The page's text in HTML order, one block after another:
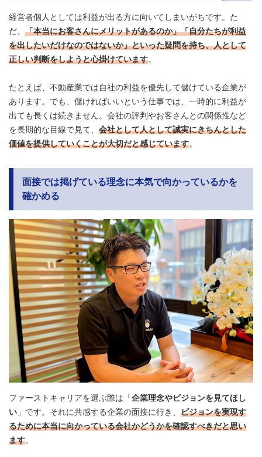
経営者個人としては利益が出る方に向いてしまいがちです。た
だ、 「本当にお客さんにメリットがあるのか」「自分たちが利益
を出したいだけなのではないか」といった疑問を持ち、人として
正しい判断をしようと心掛けています。
たとえば、不動産業では自社の利益を優先して儲けている企業が
あります。でも、儲ければいいという仕事では、一時的に利益が
出ても長くは続きません。会社の評判やお客さんとの関係性など
を長期的な目線で見て、 会社として人として誠実にきちんとした
価値を提供していくことが大切だと感じています。
面接では掲げている理念に本気で向かっているかを
確かめる
ファーストキャリアを選ぶ際は「企業理念やビジョンを見てほし
い 」です。それに共感する企業の面接に行き、 ビジョンを実現す
るために本当に向かっている会社かどうかを確認すべきだと思い
ます。